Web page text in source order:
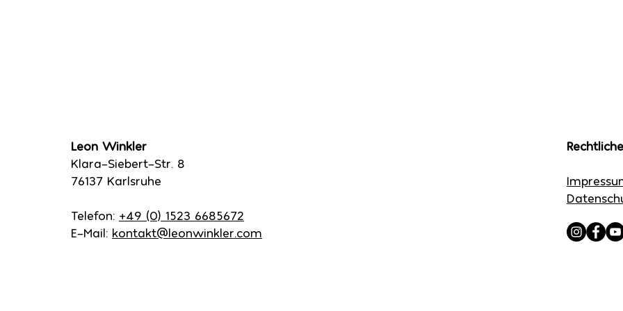
Leon Winkler
Klara-Siebert-Str. 8
76137 Karlsruhe
Telefon: +49 (0) 1523 6685672
E-Mail: kontakt@leonwinkler.com